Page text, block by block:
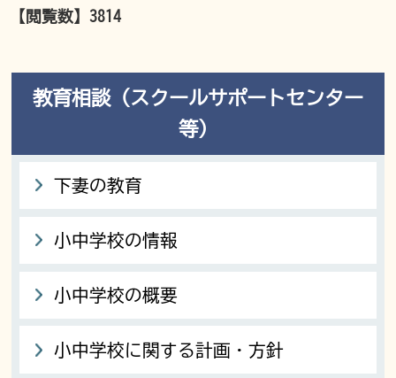
【閲覧数】3814
教育相談（スクールサポートセンター
等）
下妻の教育
小中学校の情報
小中学校の概要
小中学校に関する計画・方針